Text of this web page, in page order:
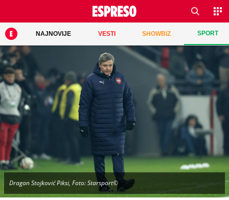
NAJNOVIJE VESTI SHOWBIZ SPORT
Dragan Stojković Piksi, Foto: Starsport©